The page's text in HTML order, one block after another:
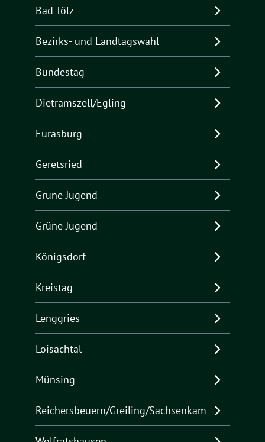
Bad Tölz
Bezirks- und Landtagswahl
Bundestag
Dietramszell/Egling
Eurasburg
Geretsried
Grüne Jugend
Grüne Jugend
Königsdorf
Kreistag
Lenggries
Loisachtal
Münsing
Reichersbeuern/Greiling/Sachsenkam